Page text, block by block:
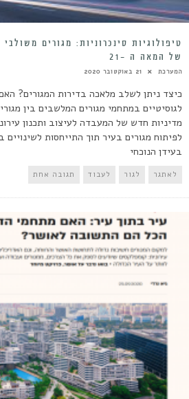
טיפולוגיות סינכרוניות: מגורים
של המאה ה -21
המערכת 21 באוקטובר 2020
כיצד ניתן לשלב מלאכה בדירות המגורים?
לגוסיטיים במתחמי מגורים המלשבים בין
מדיניות חדש של המעבדה לעיצוב ותכנון
לפיתוח מגורים בעיר תוך התייחסות
בעידן הנוכחי
לאתגר לגור לעבוד תגובה אחת